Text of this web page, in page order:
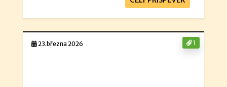
1
23.března 2026